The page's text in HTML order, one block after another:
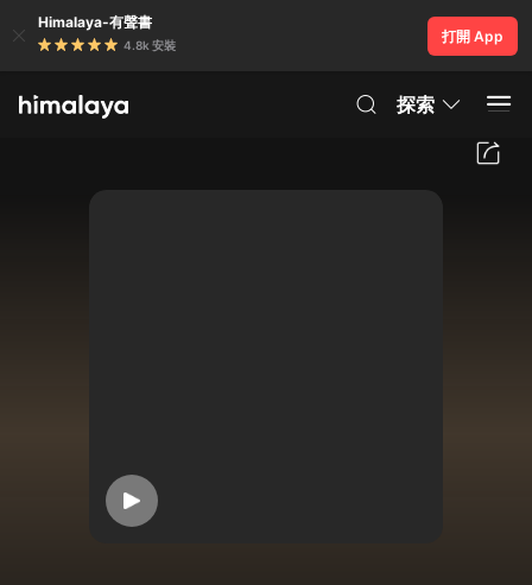
Himalaya-有聲書
4.8k 安裝
打開 App
探索